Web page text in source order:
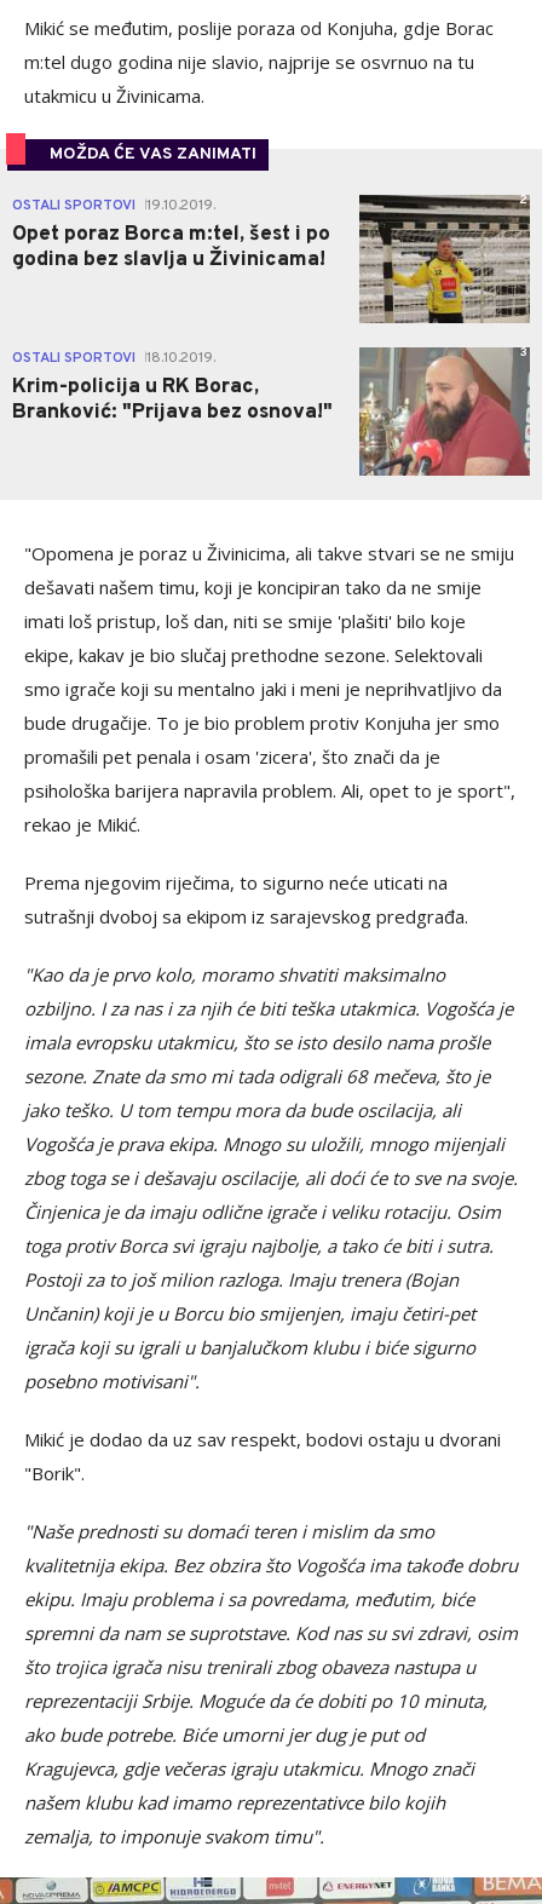
Mikić se međutim, poslije poraza od Konjuha, gdje Borac
m:tel dugo godina nije slavio, najprije se osvrnuo na tu
utakmicu u Živinicama.
MOŽDA ĆE VAS ZANIMATI
OSTALI SPORTOVI 19.10.2019.
Opet poraz Borca m:tel, šest i po
godina bez slavlja u Živinicama!
2
OSTALI SPORTOVI 18.10.2019.
Krim-policija u RK Borac,
Branković: "Prijava bez osnova!"
3
"Opomena je poraz u Živinicima, ali takve stvari se ne smiju
dešavati našem timu, koji je koncipiran tako da ne smije
imati loš pristup, loš dan, niti se smije 'plašiti' bilo koje
ekipe, kakav je bio slučaj prethodne sezone. Selektovali
smo igrače koji su mentalno jaki i meni je neprihvatljivo da
bude drugačije. To je bio problem protiv Konjuha jer smo
promašili pet penala i osam 'zicera', što znači da je
psihološka barijera napravila problem. Ali, opet to je sport",
rekao je Mikić.
Prema njegovim riječima, to sigurno neće uticati na
sutrašnji dvoboj sa ekipom iz sarajevskog predgrađa.
"Kao da je prvo kolo, moramo shvatiti maksimalno
ozbiljno. I za nas i za njih će biti teška utakmica. Vogošća je
imala evropsku utakmicu, što se isto desilo nama prošle
sezone. Znate da smo mi tada odigrali 68 mečeva, što je
jako teško. U tom tempu mora da bude oscilacija, ali
Vogošća je prava ekipa. Mnogo su uložili, mnogo mijenjali
zbog toga se i dešavaju oscilacije, ali doći će to sve na svoje.
Činjenica je da imaju odlične igrače i veliku rotaciju. Osim
toga protiv Borca svi igraju najbolje, a tako će biti i sutra.
Postoji za to još milion razloga. Imaju trenera (Bojan
Unčanin) koji je u Borcu bio smijenjen, imaju četiri-pet
igrača koji su igrali u banjalučkom klubu i biće sigurno
posebno motivisani".
Mikić je dodao da uz sav respekt, bodovi ostaju u dvorani
"Borik".
"Naše prednosti su domaći teren i mislim da smo
kvalitetnija ekipa. Bez obzira što Vogošća ima takođe dobru
ekipu. Imaju problema i sa povredama, međutim, biće
spremni da nam se suprotstave. Kod nas su svi zdravi, osim
što trojica igrača nisu trenirali zbog obaveza nastupa u
reprezentaciji Srbije. Moguće da će dobiti po 10 minuta,
ako bude potrebe. Biće umorni jer dug je put od
Kragujevca, gdje večeras igraju utakmicu. Mnogo znači
našem klubu kad imamo reprezentativce bilo kojih
zemalja, to imponuje svakom timu".